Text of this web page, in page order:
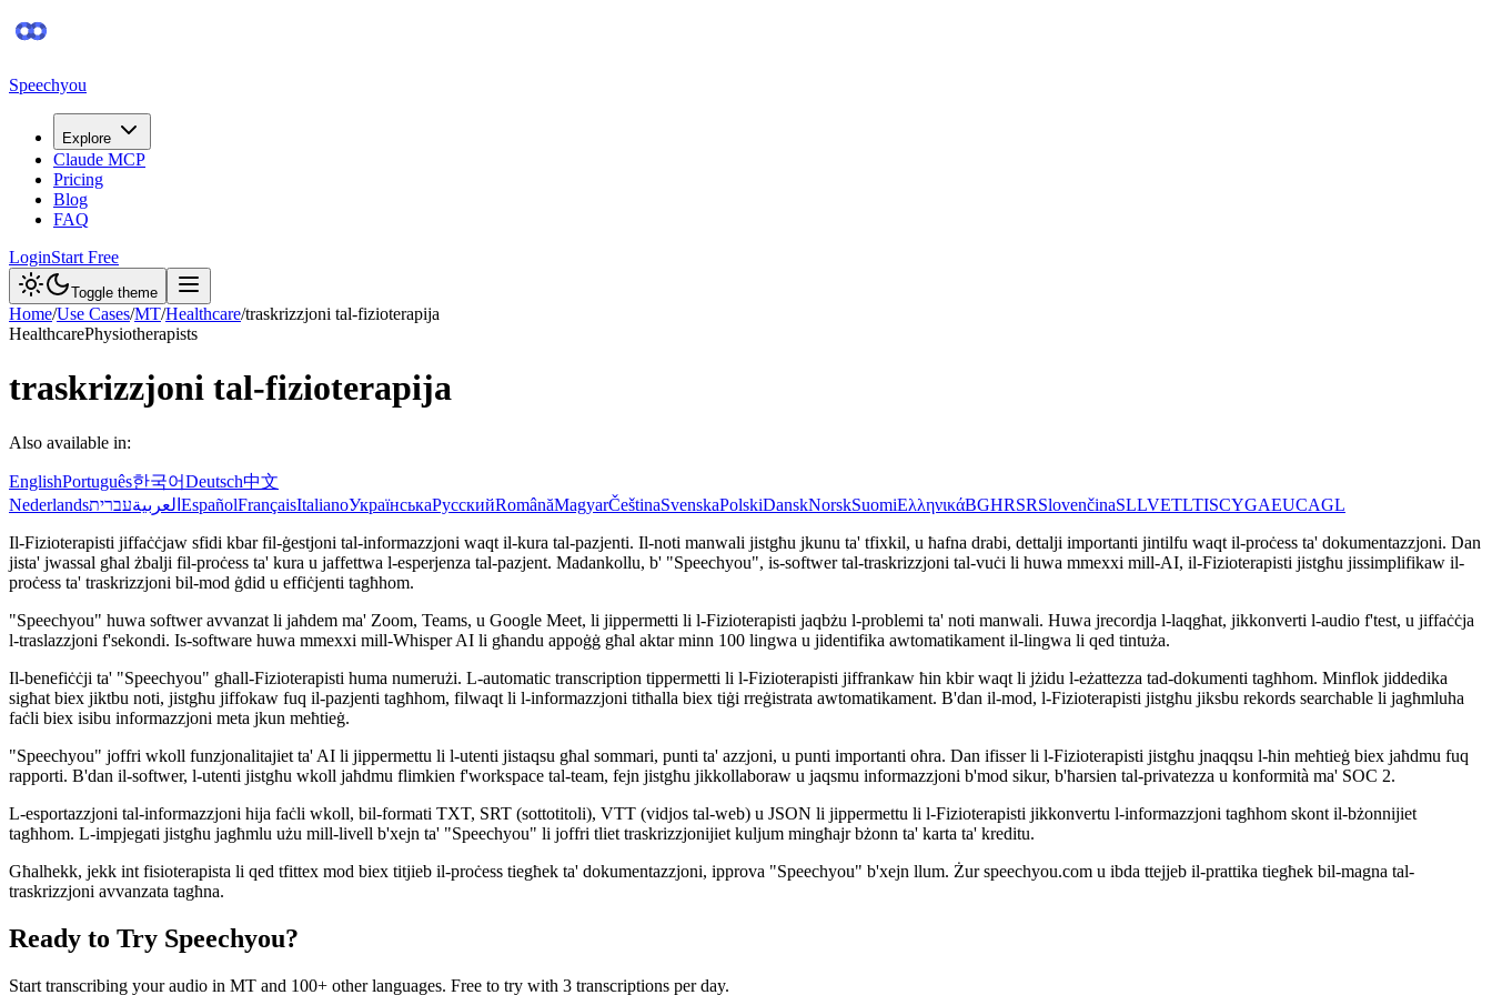
Speechyou
Explore
Claude MCP
Pricing
Blog
FAQ
LoginStart Free
Toggle theme
Home/Use Cases/MT/Healthcare/traskrizzjoni tal-fizioterapija
HealthcarePhysiotherapists
traskrizzjoni tal-fizioterapija
Also available in:
EnglishPortuguês한국어Deutsch中文
Nederlands
العربيةעברית EspañolFrançaisItalianoУкраїнськаРусскийRomânăMagyarČeštinaSvenskaPolskiDanskNorskSuomiΕλληνικάBGHRSRSlovenčinaSLLVETLTISCYGAEUCAGL
Il-Fizioterapisti jiffaċċjaw sfidi kbar fil-ġestjoni tal-informazzjoni waqt il-kura tal-pazjenti. Il-noti manwali jistgħu jkunu ta' tfixkil, u ħafna drabi, dettalji importanti jintilfu waqt il-proċess ta' dokumentazzjoni. Dan
jista' jwassal għal żbalji fil-proċess ta' kura u jaffettwa l-esperjenza tal-pazjent. Madankollu, b' "Speechyou", is-softwer tal-traskrizzjoni tal-vuċi li huwa mmexxi mill-AI, il-Fizioterapisti jistgħu jissimplifikaw il-
proċess ta' traskrizzjoni bil-mod ġdid u effiċjenti tagħhom.
"Speechyou" huwa softwer avvanzat li jaħdem ma' Zoom, Teams, u Google Meet, li jippermetti li l-Fizioterapisti jaqbżu l-problemi ta' noti manwali. Huwa jrecordja l-laqgħat, jikkonverti l-audio f'test, u jiffaċċja
l-traslazzjoni f'sekondi. Is-software huwa mmexxi mill-Whisper AI li għandu appoġġ għal aktar minn 100 lingwa u jidentifika awtomatikament il-lingwa li qed tintuża.
Il-benefiċċji ta' "Speechyou" għall-Fizioterapisti huma numerużi. L-automatic transcription tippermetti li l-Fizioterapisti jiffrankaw ħin kbir waqt li jżidu l-eżattezza tad-dokumenti tagħhom. Minflok jiddedika
sigħat biex jiktbu noti, jistgħu jiffokaw fuq il-pazjenti tagħhom, filwaqt li l-informazzjoni titħalla biex tiġi rreġistrata awtomatikament. B'dan il-mod, l-Fizioterapisti jistgħu jiksbu rekords searchable li jagħmluha
faċli biex isibu informazzjoni meta jkun meħtieġ.
"Speechyou" joffri wkoll funzjonalitajiet ta' AI li jippermettu li l-utenti jistaqsu għal sommari, punti ta' azzjoni, u punti importanti oħra. Dan ifisser li l-Fizioterapisti jistgħu jnaqqsu l-ħin meħtieġ biex jaħdmu fuq
rapporti. B'dan il-softwer, l-utenti jistgħu wkoll jaħdmu flimkien f'workspace tal-team, fejn jistgħu jikkollaboraw u jaqsmu informazzjoni b'mod sikur, b'ħarsien tal-privatezza u konformità ma' SOC 2.
L-esportazzjoni tal-informazzjoni hija faċli wkoll, bil-formati TXT, SRT (sottotitoli), VTT (vidjos tal-web) u JSON li jippermettu li l-Fizioterapisti jikkonvertu l-informazzjoni tagħhom skont il-bżonnijiet
tagħhom. L-impjegati jistgħu jagħmlu użu mill-livell b'xejn ta' "Speechyou" li joffri tliet traskrizzjonijiet kuljum mingħajr bżonn ta' karta ta' kreditu.
Għalhekk, jekk int fisioterapista li qed tfittex mod biex titjieb il-proċess tiegħek ta' dokumentazzjoni, ipprova "Speechyou" b'xejn llum. Żur speechyou.com u ibda ttejjeb il-prattika tiegħek bil-magna tal-
traskrizzjoni avvanzata tagħna.
Ready to Try Speechyou?
Start transcribing your audio in MT and 100+ other languages. Free to try with 3 transcriptions per day.